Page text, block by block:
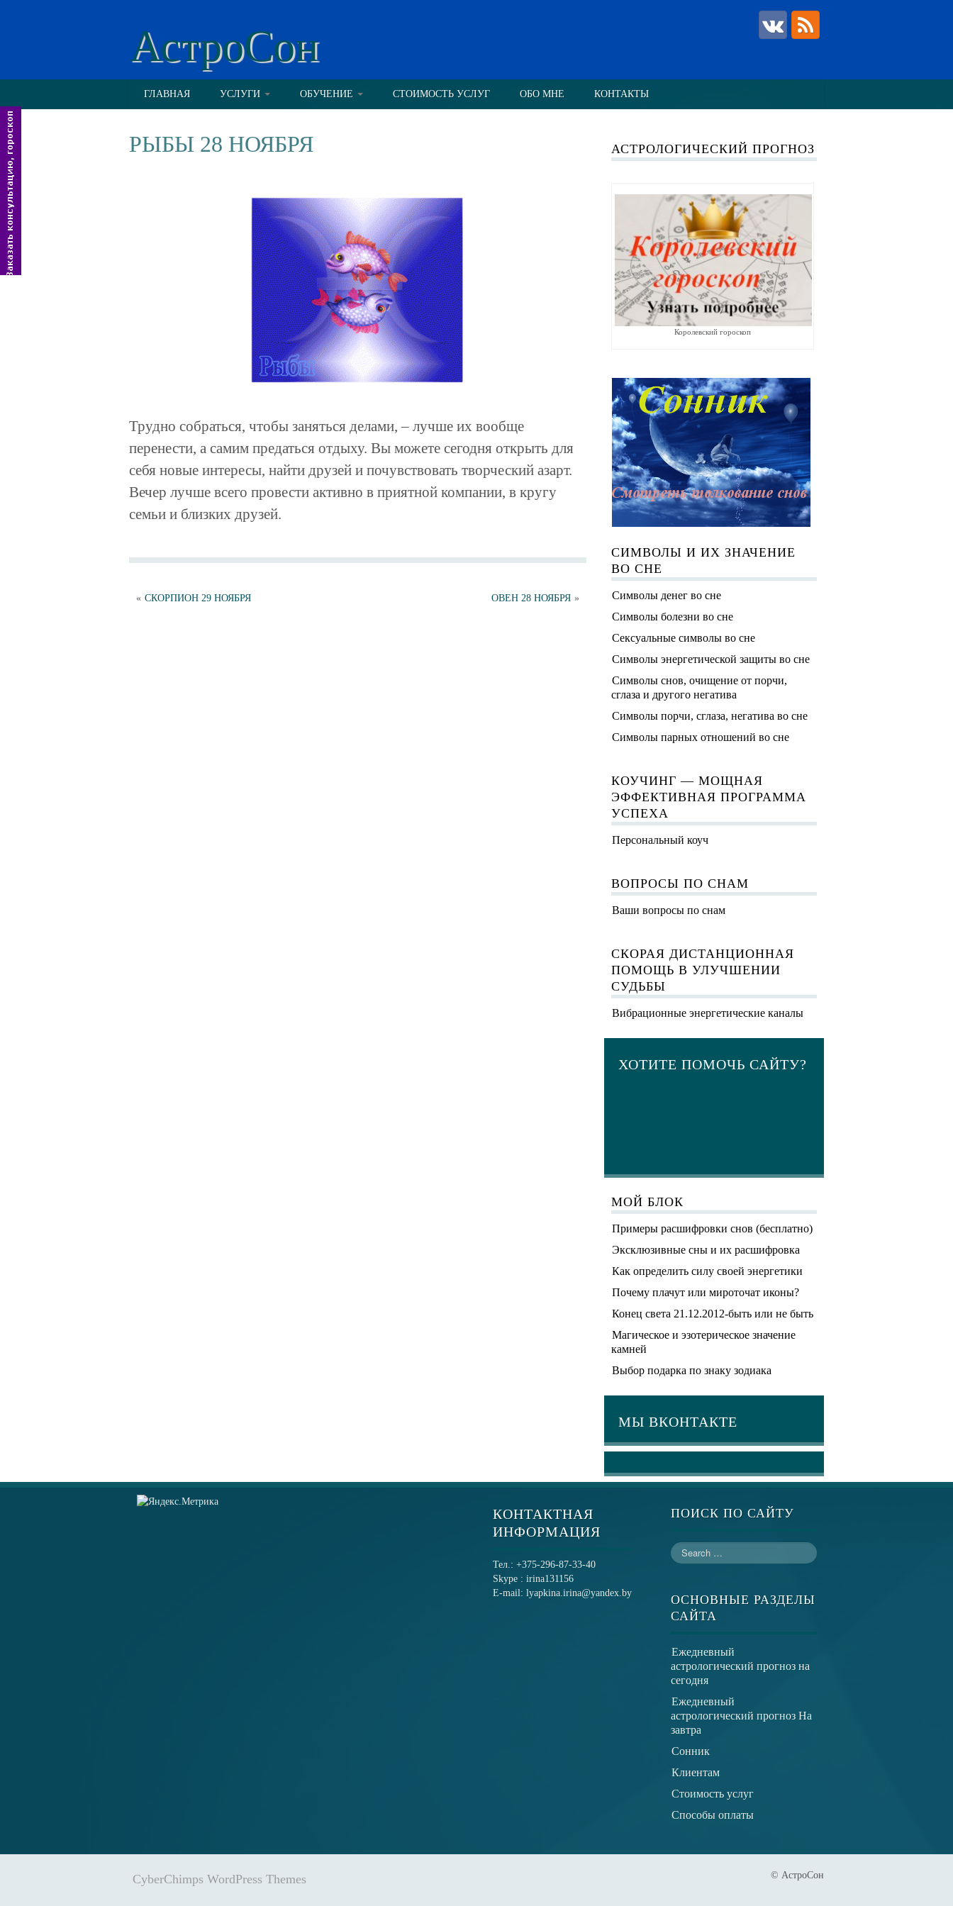
АстроСон
ГЛАВНАЯ УСЛУГИ ОБУЧЕНИЕ СТОИМОСТЬ УСЛУГ ОБО МНЕ КОНТАКТЫ
РЫБЫ 28 НОЯБРЯ
Трудно собраться, чтобы заняться делами, – лучше их вообще
перенести, а самим предаться отдыху. Вы можете сегодня открыть для
себя новые интересы, найти друзей и почувствовать творческий азарт.
Вечер лучше всего провести активно в приятной компании, в кругу
семьи и близких друзей.
« СКОРПИОН 29 НОЯБРЯ ОВЕН 28 НОЯБРЯ »
АСТРОЛОГИЧЕСКИЙ ПРОГНОЗ
Королевский гороскоп
СИМВОЛЫ И ИХ ЗНАЧЕНИЕ
ВО СНЕ
Символы денег во сне
Символы болезни во сне
Сексуальные символы во сне
Символы энергетической защиты во сне
Символы снов, очищение от порчи,
сглаза и другого негатива
Символы порчи, сглаза, негатива во сне
Символы парных отношений во сне
КОУЧИНГ — МОЩНАЯ
ЭФФЕКТИВНАЯ ПРОГРАММА
УСПЕХА
Персональный коуч
ВОПРОСЫ ПО СНАМ
Ваши вопросы по снам
СКОРАЯ ДИСТАНЦИОННАЯ
ПОМОЩЬ В УЛУЧШЕНИИ
СУДЬБЫ
Вибрационные энергетические каналы
ХОТИТЕ ПОМОЧЬ САЙТУ?
МОЙ БЛОК
Примеры расшифровки снов (бесплатно)
Эксклюзивные сны и их расшифровка
Как определить силу своей энергетики
Почему плачут или мироточат иконы?
Конец света 21.12.2012-быть или не быть
Магическое и эзотерическое значение
камней
Выбор подарка по знаку зодиака
МЫ ВКОНТАКТЕ
КОНТАКТНАЯ
ИНФОРМАЦИЯ
Тел.: +375-296-87-33-40
Skype : irina131156
E-mail: lyapkina.irina@yandex.by
ПОИСК ПО САЙТУ
ОСНОВНЫЕ РАЗДЕЛЫ
САЙТА
Ежедневный
астрологический прогноз на
сегодня
Ежедневный
астрологический прогноз На
завтра
Сонник
Клиентам
Стоимость услуг
Способы оплаты
CyberChimps WordPress Themes © АстроСон